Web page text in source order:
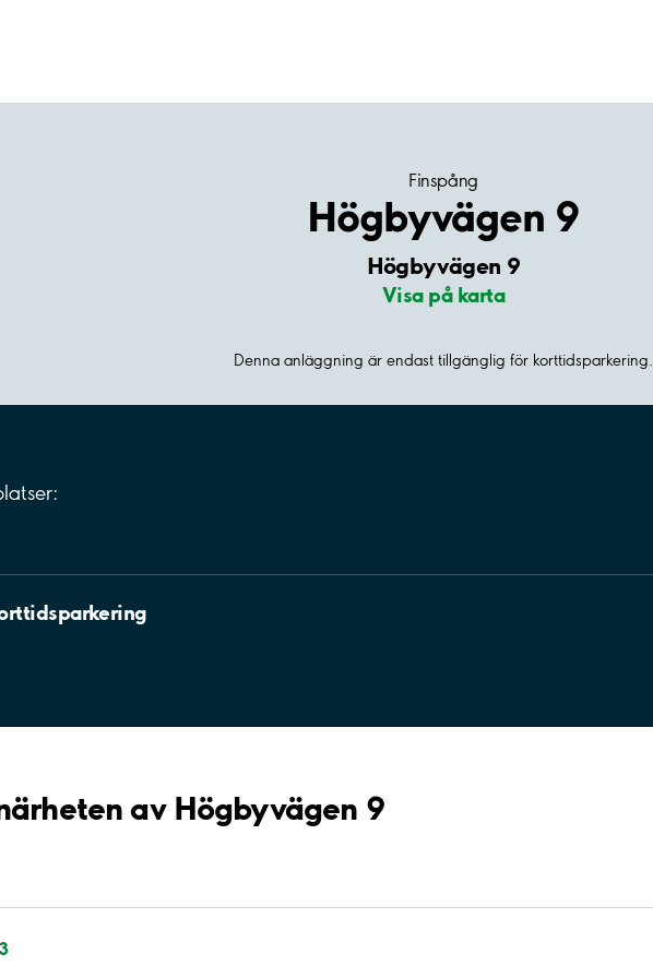
Finspång
Högbyvägen 9
Högbyvägen 9
Visa på karta
Denna anläggning är endast tillgänglig för korttidsparkering.
av Högbyvägen 9